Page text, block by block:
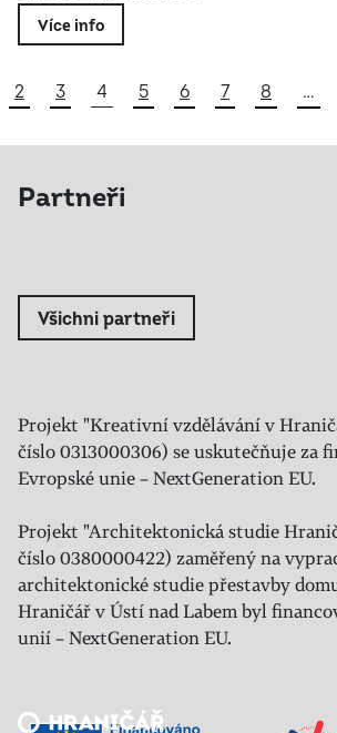
Více info
2 3 4 5 6 7 8 …
Partneři
Všichni partneři
Projekt "Kreativní vzdělávání v
číslo 0313000306) se uskutečňuje za
Evropské unie – NextGeneration EU.
Projekt "Architektonická studie
číslo 0380000422) zaměřený na
architektonické studie přestavby
Hraničář v Ústí nad Labem byl
unií – NextGeneration EU.